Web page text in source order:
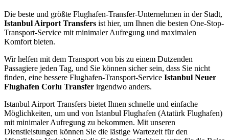
Die beste und größte Flughafen-Transfer-Unternehmen in der Stadt,
Istanbul Airport Transfers ist hier, um Ihnen die besten One-Stop-
Transport-Service mit minimaler Aufregung und maximalen
Komfort bieten.
Wir helfen mit dem Transport von bis zu einem Dutzenden
Passagiere jeden Tag, und Sie können sicher sein, dass Sie nicht
finden, eine bessere Flughafen-Transport-Service Istanbul Neuer
Flughafen Corlu Transfer irgendwo anders.
Istanbul Airport Transfers bietet Ihnen schnelle und einfache
Möglichkeiten, um und von Istanbul Flughafen (Atatürk Flughafen)
mit minimaler Aufregung zu bekommen. Mit unseren
Dienstleistungen können Sie die lästige Wartezeit für den